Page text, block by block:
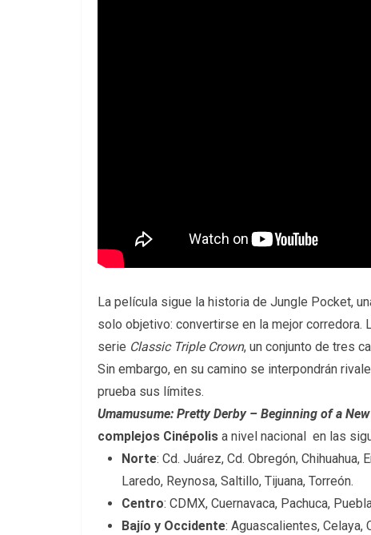
La película sigue la historia de Jungle Pocket,
solo objetivo: convertirse en la mejor corredora.
serie Classic Triple Crown, un conjunto de tres
Sin embargo, en su camino se interpondrán
prueba sus límites.
Umamusume: Pretty Derby – Beginning of a
complejos Cinépolis a nivel nacional
en las
Norte: Cd. Juárez, Cd. Obregón,
Laredo, Reynosa, Saltillo, Tijuana, Torreón.
Centro: CDMX, Cuernavaca, Pachuca,
Bajío y Occidente: Aguascalientes, Celaya,